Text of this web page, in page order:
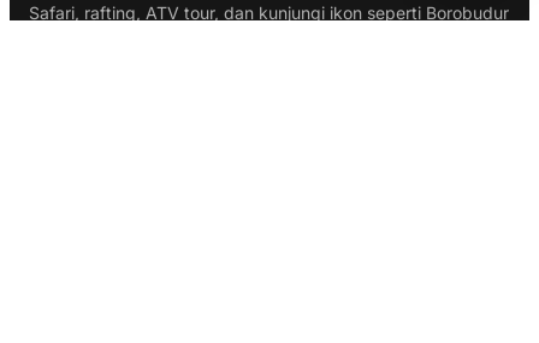
Safari, rafting, ATV tour, dan kunjungi ikon seperti Borobudur